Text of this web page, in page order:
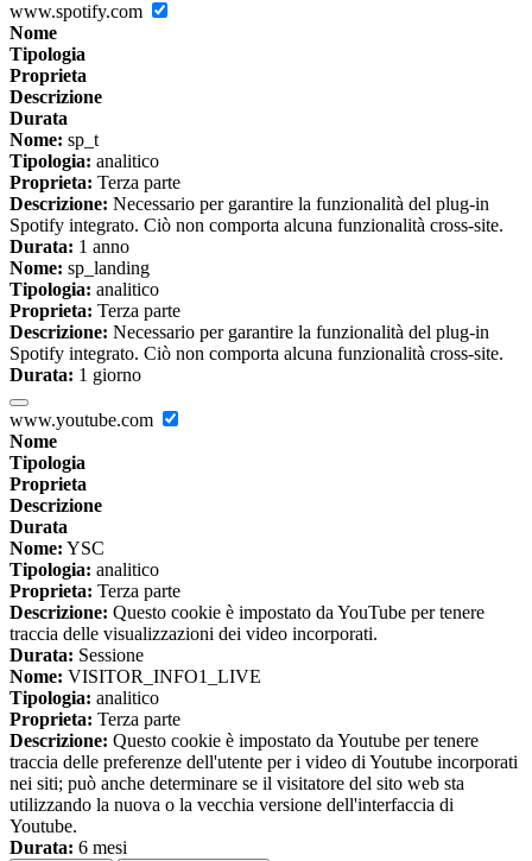
www.spotify.com
Nome
Tipologia
Proprieta
Descrizione
Durata
Nome: sp_t
Tipologia: analitico
Proprieta: Terza parte
Descrizione: Necessario per garantire la funzionalità del plug-in
Spotify integrato. Ciò non comporta alcuna funzionalità cross-site.
Durata: 1 anno
Nome: sp_landing
Tipologia: analitico
Proprieta: Terza parte
Descrizione: Necessario per garantire la funzionalità del plug-in
Spotify integrato. Ciò non comporta alcuna funzionalità cross-site.
Durata: 1 giorno
www.youtube.com
Nome
Tipologia
Proprieta
Descrizione
Durata
Nome: YSC
Tipologia: analitico
Proprieta: Terza parte
Descrizione: Questo cookie è impostato da YouTube per tenere
traccia delle visualizzazioni dei video incorporati.
Durata: Sessione
Nome: VISITOR_INFO1_LIVE
Tipologia: analitico
Proprieta: Terza parte
Descrizione: Questo cookie è impostato da Youtube per tenere
traccia delle preferenze dell'utente per i video di Youtube incorporati
nei siti; può anche determinare se il visitatore del sito web sta
utilizzando la nuova o la vecchia versione dell'interfaccia di
Youtube.
Durata: 6 mesi